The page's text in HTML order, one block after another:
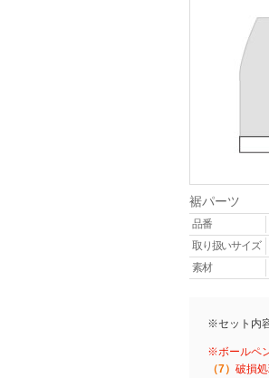
裾パーツ
品番
取り扱いサイズ
素材
※セット内
※ボールペ
（7） 破損